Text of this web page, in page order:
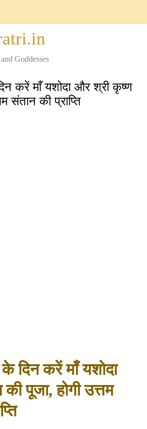
Goddesses
करें माँ यशोदा और श्री कृष्ण
संतान की प्राप्ति
दिन करें माँ यशोदा
पूजा, होगी उत्तम